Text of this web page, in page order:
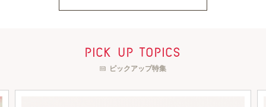
pick up topics
ピックアップ特集